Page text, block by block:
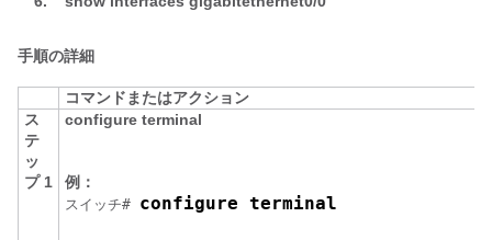
手順の詳細
コマンドまたはアクション
ス
テ
ッ
プ 1
configure terminal
例：
スイッチ# configure terminal